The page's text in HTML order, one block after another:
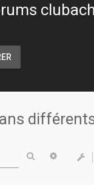
Rechercher